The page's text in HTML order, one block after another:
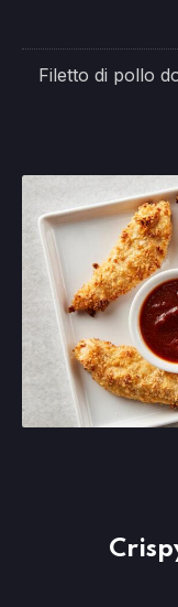
Filetto di pollo